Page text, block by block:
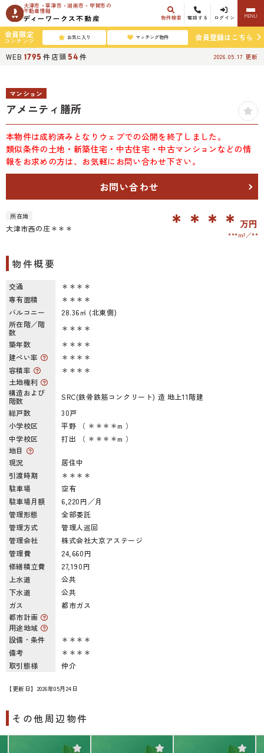
大津市・草津市・湖南市・甲賀市の
不動産情報
物件検索 電話する ログイン MENU
会員限定
コンテンツ お気に入り マッチング物件
会員登録はこちら
WEB 1795 件店頭54 件 2026.05.17 更新
マンション
アメニティ膳所
本物件は成約済みとなりウェブでの公開を終了しました。
類似条件の土地・新築住宅・中古住宅・中古マンションなどの情
報をお求めの方は、お気軽にお問い合わせ下さい。
お問い合わせ
所在地
大津市西の庄＊＊＊ ＊＊＊＊ 万円
***m² **
物件概要
交通
＊＊＊＊
専有面積
＊＊＊＊
バルコニー
28.36㎡ (北東側)
所在階／階
数
＊＊＊＊
築年数
＊＊＊＊
建ぺい率
＊＊＊＊
容積率
＊＊＊＊
土地権利
構造および
階数
SRC(鉄骨鉄筋コンクリート) 造 地上11階建
総戸数
30戸
小学校区
平野 （ ＊＊＊＊m ）
中学校区
打出 （ ＊＊＊＊m ）
地目
現況
居住中
引渡時期
＊＊＊＊
駐車場
空有
駐車場月額
6,220円／月
管理形態
全部委託
管理方式
管理人巡回
管理会社
株式会社大京アステージ
管理費
24,660円
修繕積立費
27,190円
上水道
公共
下水道
公共
ガス
都市ガス
都市計画
用途地域
設備・条件
＊＊＊＊
備考
＊＊＊＊
取引態様
仲介
【更新日】2026年05月24日
その他周辺物件